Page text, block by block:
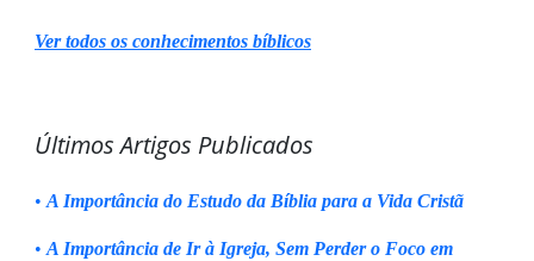
Ver todos os conhecimentos bíblicos
Últimos Artigos Publicados
• A Importância do Estudo da Bíblia para a Vida Cristã
• A Importância de Ir à Igreja, Sem Perder o Foco em